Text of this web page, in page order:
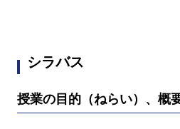
シラバス
授業の目的（ねらい）、概